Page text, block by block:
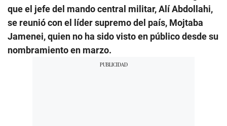
que el jefe del mando central militar, Alí Abdollahi,
se reunió con el líder supremo del país, Mojtaba
Jamenei, quien no ha sido visto en público desde su
nombramiento en marzo.